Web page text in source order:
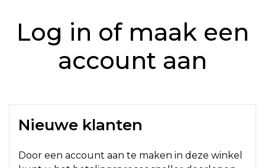
Log in of maak een
account aan
Nieuwe klanten
Door een account aan te maken in deze winkel